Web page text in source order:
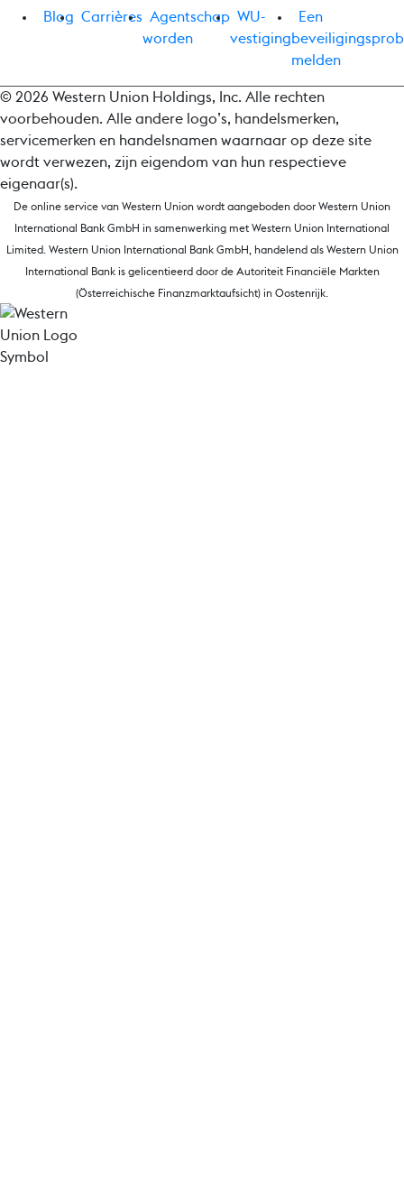
Blog Carrières Agentschap
worden
WU-
vestiging
Een
melden
© 2026 Western Union Holdings, Inc. Alle rechten
voorbehouden. Alle andere logo’s, handelsmerken,
servicemerken en handelsnamen waarnaar op deze site
wordt verwezen, zijn eigendom van hun respectieve
eigenaar(s).
De online service van Western Union wordt aangeboden door Western Union
International Bank GmbH in samenwerking met Western Union International
Limited. Western Union International Bank GmbH, handelend als Western Union
International Bank is gelicentieerd door de Autoriteit Financiële Markten
(Österreichische Finanzmarktaufsicht) in Oostenrijk.